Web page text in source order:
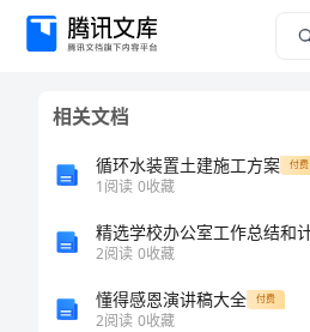
领
相关文档
循环水装置土建施工方案 付费
1阅读 0收藏
2阅读 0收藏
懂得感恩演讲稿大全 付费
2阅读 0收藏